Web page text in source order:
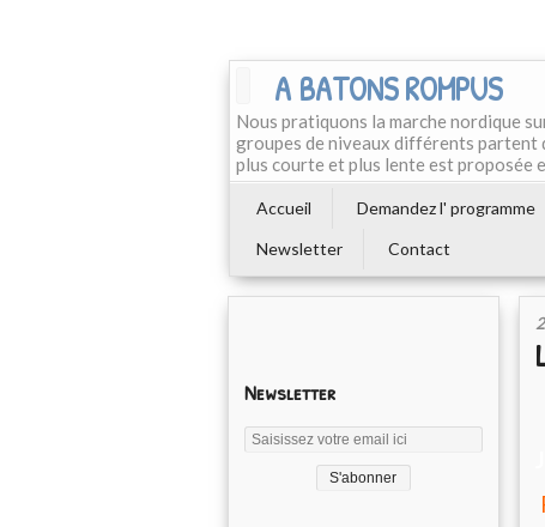
A BATONS ROMPUS
Nous pratiquons la marche nordique
groupes de niveaux différents partent
plus courte et plus lente est proposée
Accueil Demandez l' programme
Newsletter
Contact
Newsletter